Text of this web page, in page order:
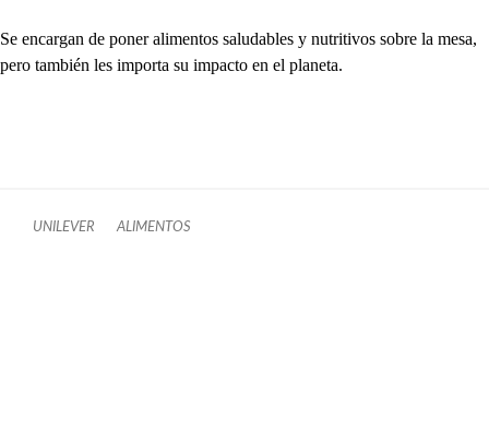
Se encargan de poner alimentos saludables y nutritivos sobre la mesa,
pero también les importa su impacto en el planeta.
UNILEVER ALIMENTOS